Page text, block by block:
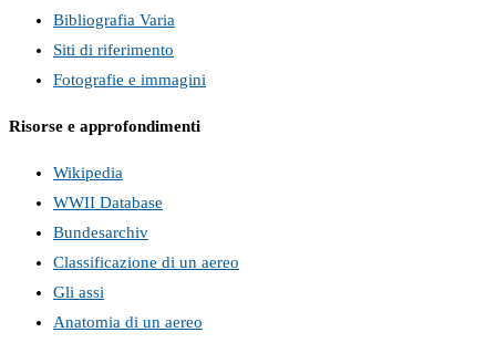
Bibliografia Varia
Siti di riferimento
Fotografie e immagini
Risorse e approfondimenti
Wikipedia
WWII Database
Bundesarchiv
Classificazione di un aereo
Gli assi
Anatomia di un aereo